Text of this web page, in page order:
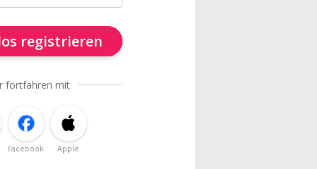
registrieren
fortfahren mit
Facebook Apple